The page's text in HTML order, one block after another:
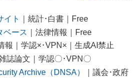
イト
｜統計･白書｜Free
ベース
｜法律情報｜Free
報｜学認×･VPN×｜生成AI禁止
雑誌論文｜学認〇･VPN〇
Archive（DNSA）
｜議会･政府